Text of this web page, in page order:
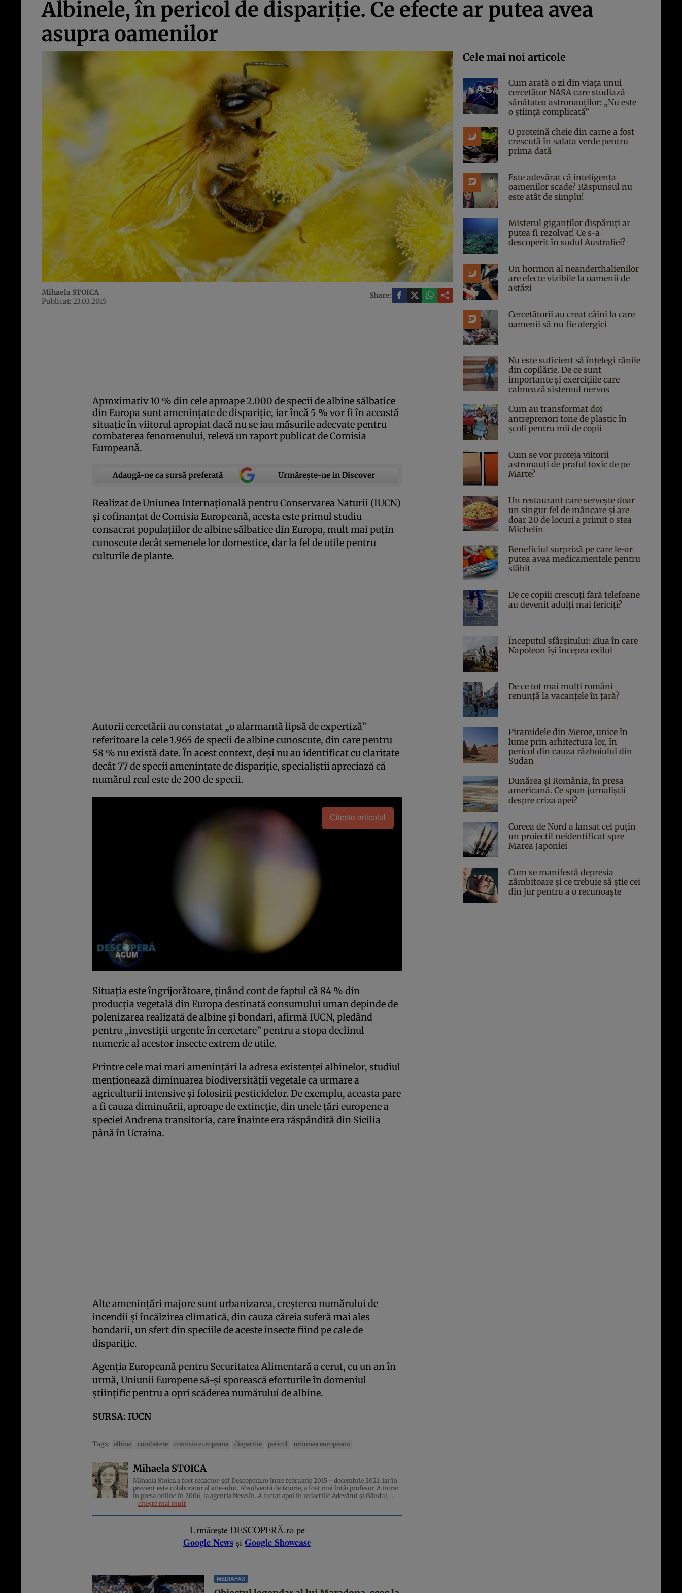
Albinele, în pericol de dispariţie. Ce efecte ar putea avea
asupra oamenilor
Mihaela STOICA
Publicat: 23.03.2015
Share:
Aproximativ 10 % din cele aproape 2.000 de specii de albine sălbatice
din Europa sunt ameninţate de dispariţie, iar încă 5 % vor fi în această
situaţie în viitorul apropiat dacă nu se iau măsurile adecvate pentru
combaterea fenomenului, relevă un raport publicat de Comisia
Europeană.
Adaugă-ne ca sursă preferată Urmărește-ne in Discover
Realizat de Uniunea Internaţională pentru Conservarea Naturii (IUCN)
şi cofinanţat de Comisia Europeană, acesta este primul studiu
consacrat populaţiilor de albine sălbatice din Europa, mult mai puţin
cunoscute decât semenele lor domestice, dar la fel de utile pentru
culturile de plante.
Autorii cercetării au constatat „o alarmantă lipsă de expertiză”
referitoare la cele 1.965 de specii de albine cunoscute, din care pentru
58 % nu există date. În acest context, deşi nu au identificat cu claritate
decât 77 de specii ameninţate de dispariţie, specialiştii apreciază că
numărul real este de 200 de specii.
Citește articolul
Situaţia este îngrijorătoare, ţinând cont de faptul că 84 % din
producţia vegetală din Europa destinată consumului uman depinde de
polenizarea realizată de albine şi bondari, afirmă IUCN, pledând
pentru „investiţii urgente în cercetare” pentru a stopa declinul
numeric al acestor insecte extrem de utile.
Printre cele mai mari ameninţări la adresa existenţei albinelor, studiul
menţionează diminuarea biodiversităţii vegetale ca urmare a
agriculturii intensive şi folosirii pesticidelor. De exemplu, aceasta pare
a fi cauza diminuării, aproape de extincţie, din unele ţări europene a
speciei Andrena transitoria, care înainte era răspândită din Sicilia
până în Ucraina.
Alte ameninţări majore sunt urbanizarea, creşterea numărului de
incendii şi încălzirea climatică, din cauza căreia suferă mai ales
bondarii, un sfert din speciile de aceste insecte fiind pe cale de
dispariţie.
Agenţia Europeană pentru Securitatea Alimentară a cerut, cu un an în
urmă, Uniunii Europene să-şi sporească eforturile în domeniul
ştiinţific pentru a opri scăderea numărului de albine.
SURSA: IUCN
Tags: albine combatere comisia europeana disparitie pericol uniunea europeana
Mihaela STOICA
Mihaela Stoica a fost redactor-șef Descopera.ro între februarie 2015 - decembrie 2021, iar în
prezent este colaborator al site-ului. Absolventă de Istorie, a fost mai întâi profesor. A intrat
în presa online în 2006, la agenţia NewsIn. A lucrat apoi în redacţiile Adevărul şi Gândul, ...
citește mai mult
Urmărește DESCOPERĂ.ro pe
Google News și Google Showcase
MEDIAFAX
Cele mai noi articole
Cum arată o zi din viața unui
cercetător NASA care studiază
sănătatea astronauților: „Nu este
o știință complicată”
O proteină cheie din carne a fost
crescută în salata verde pentru
prima dată
Este adevărat că inteligența
oamenilor scade? Răspunsul nu
este atât de simplu!
Misterul giganților dispăruți ar
putea fi rezolvat! Ce s-a
descoperit în sudul Australiei?
Un hormon al neanderthalienilor
are efecte vizibile la oamenii de
astăzi
Cercetătorii au creat câini la care
oamenii să nu fie alergici
Nu este suficient să înțelegi rănile
din copilărie. De ce sunt
importante și exercițiile care
calmează sistemul nervos
Cum au transformat doi
antreprenori tone de plastic în
școli pentru mii de copii
Cum se vor proteja viitorii
astronauți de praful toxic de pe
Marte?
Un restaurant care servește doar
un singur fel de mâncare și are
doar 20 de locuri a primit o stea
Michelin
Beneficiul surpriză pe care le-ar
putea avea medicamentele pentru
slăbit
De ce copiii crescuți fără telefoane
au devenit adulți mai fericiți?
Începutul sfârşitului: Ziua în care
Napoleon îşi începea exilul
De ce tot mai mulți români
renunță la vacanțele în țară?
Piramidele din Meroe, unice în
lume prin arhitectura lor, în
pericol din cauza războiului din
Sudan
Dunărea și România, în presa
americană. Ce spun jurnaliștii
despre criza apei?
Coreea de Nord a lansat cel puțin
un proiectil neidentificat spre
Marea Japoniei
Cum se manifestă depresia
zâmbitoare și ce trebuie să știe cei
din jur pentru a o recunoaște